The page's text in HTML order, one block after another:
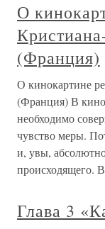
О
(Франция)
О кинокартине
(Франция) В
необходимо
чувство меры.
и, увы,
происходящего. В
Глава 3